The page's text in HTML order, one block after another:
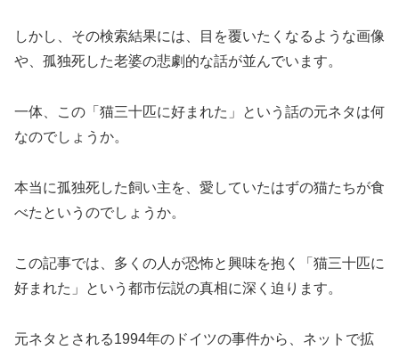
しかし、その検索結果には、目を覆いたくなるような画像
や、孤独死した老婆の悲劇的な話が並んでいます。
一体、この「猫三十匹に好まれた」という話の元ネタは何
なのでしょうか。
本当に孤独死した飼い主を、愛していたはずの猫たちが食
べたというのでしょうか。
この記事では、多くの人が恐怖と興味を抱く「猫三十匹に
好まれた」という都市伝説の真相に深く迫ります。
元ネタとされる1994年のドイツの事件から、ネットで拡